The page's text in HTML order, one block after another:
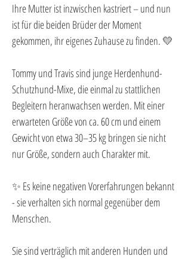
Ihre Mutter ist inzwischen kastriert – und nun
ist für die beiden Brüder der Moment
gekommen, ihr eigenes Zuhause zu finden. 💛
Tommy und Travis sind junge Herdenhund-
Schutzhund-Mixe, die einmal zu stattlichen
Begleitern heranwachsen werden. Mit einer
erwarteten Größe von ca. 60 cm und einem
Gewicht von etwa 30–35 kg bringen sie nicht
nur Größe, sondern auch Charakter mit.
✨ Es keine negativen Vorerfahrungen bekannt
- sie verhalten sich normal gegenüber dem
Menschen.
Sie sind verträglich mit anderen Hunden und